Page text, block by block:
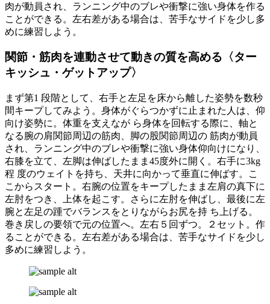
肉が動員され、ランニング中のブレや衝撃に強い身体を作る
ことができる。左右差がある場合は、苦手なサイドを少し多
めに練習しよう。
関節・筋肉を連動させて動きの質を高める〈ター
キッシュ・ゲットアップ〉
まず第1 段階として、右手と左足を床から離した姿勢を数秒
間キープしてみよう。身体がぐらつかずに止まれた人は、仰
向け姿勢に。体重を支えなが ら身体を回転する際に、軸と
なる腕の肩関節周辺の筋肉、脚の股関節周辺の 筋肉が動員
され、ランニング中のブレや衝撃に強い身体仰向けになり、
右膝を立て、左脚は伸ばしたまま45度外に開く。右手に3kg
程 度のウェイトを持ち、天井に向かって垂直に伸ばす。こ
こからスタート。右腕の位置をキープしたまま左肩の真下に
左肘をつき、上体を起こす。さらに左肘を伸ばし、最後に左
腕と左足の踵でバランスをとりながらお尻を持 ち上げる。
巻き戻しの要領で元の位置へ。左右５回ずつ。２セット。作
ることができる。左右差がある場合は、苦手なサイドを少し
多めに練習しよう。